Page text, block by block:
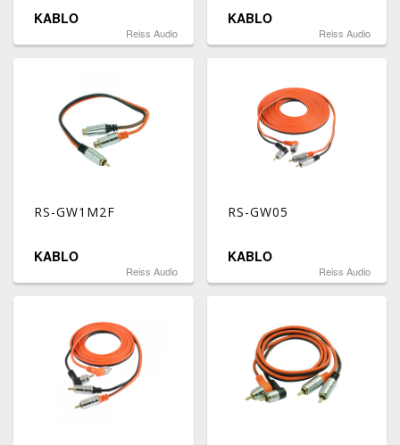
KABLO
Reiss Audio
KABLO
Reiss Audio
RS-GW1M2F
KABLO
Reiss Audio
RS-GW05
KABLO
Reiss Audio